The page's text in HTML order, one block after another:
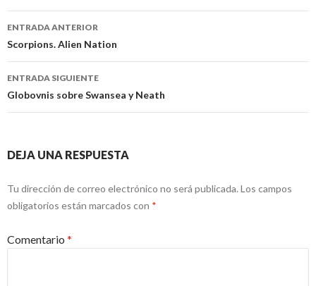
Navegación
de
entradas
ENTRADA ANTERIOR
Scorpions. Alien Nation
ENTRADA SIGUIENTE
Globovnis sobre Swansea y Neath
DEJA UNA RESPUESTA
Tu dirección de correo electrónico no será publicada. Los campos
obligatorios están marcados con *
Comentario *